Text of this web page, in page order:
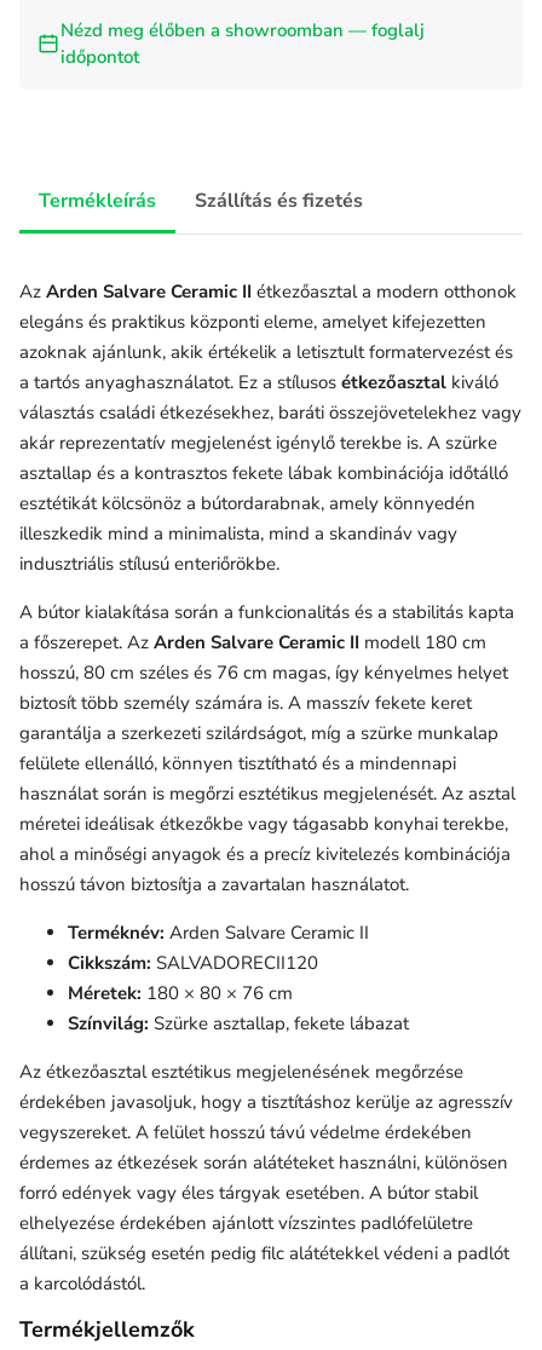
Nézd meg élőben a showroomban — foglalj
időpontot
Termékleírás Szállítás és fizetés
Az Arden Salvare Ceramic II étkezőasztal a modern otthonok
elegáns és praktikus központi eleme, amelyet kifejezetten
azoknak ajánlunk, akik értékelik a letisztult formatervezést és
a tartós anyaghasználatot. Ez a stílusos étkezőasztal kiváló
választás családi étkezésekhez, baráti összejövetelekhez vagy
akár reprezentatív megjelenést igénylő terekbe is. A szürke
asztallap és a kontrasztos fekete lábak kombinációja időtálló
esztétikát kölcsönöz a bútordarabnak, amely könnyedén
illeszkedik mind a minimalista, mind a skandináv vagy
indusztriális stílusú enteriőrökbe.
A bútor kialakítása során a funkcionalitás és a stabilitás kapta
a főszerepet. Az Arden Salvare Ceramic II modell 180 cm
hosszú, 80 cm széles és 76 cm magas, így kényelmes helyet
biztosít több személy számára is. A masszív fekete keret
garantálja a szerkezeti szilárdságot, míg a szürke munkalap
felülete ellenálló, könnyen tisztítható és a mindennapi
használat során is megőrzi esztétikus megjelenését. Az asztal
méretei ideálisak étkezőkbe vagy tágasabb konyhai terekbe,
ahol a minőségi anyagok és a precíz kivitelezés kombinációja
hosszú távon biztosítja a zavartalan használatot.
Terméknév: Arden Salvare Ceramic II
Cikkszám: SALVADORECII120
Méretek: 180 × 80 × 76 cm
Színvilág: Szürke asztallap, fekete lábazat
Az étkezőasztal esztétikus megjelenésének megőrzése
érdekében javasoljuk, hogy a tisztításhoz kerülje az agresszív
vegyszereket. A felület hosszú távú védelme érdekében
érdemes az étkezések során alátéteket használni, különösen
forró edények vagy éles tárgyak esetében. A bútor stabil
elhelyezése érdekében ajánlott vízszintes padlófelületre
állítani, szükség esetén pedig filc alátétekkel védeni a padlót
a karcolódástól.
Termékjellemzők